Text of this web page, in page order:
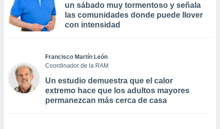
un sábado muy tormentoso y señala
las comunidades donde puede llover
con intensidad
Francisco Martín León
Coordinador de la RAM
Un estudio demuestra que el calor
extremo hace que los adultos mayores
permanezcan más cerca de casa